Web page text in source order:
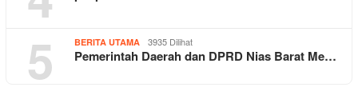
5 BERITA UTAMA 3935 Dilihat
Pemerintah Daerah dan DPRD Nias Barat Me…